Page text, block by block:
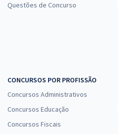
Questões de Concurso
CONCURSOS POR PROFISSÃO
Concursos Administrativos
Concursos Educação
Concursos Fiscais